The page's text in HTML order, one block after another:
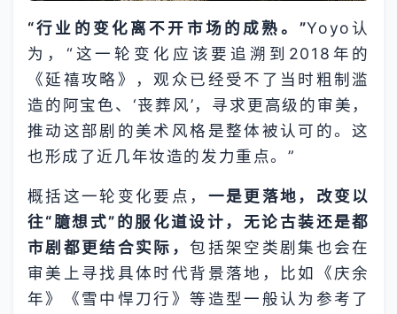
“行业的变化离不开市场的成熟。”Yoyo认
为，“这一轮变化应该要追溯到2018年的
《延禧攻略》，观众已经受不了当时粗制滥
造的阿宝色、‘丧葬风’，寻求更高级的审美，
推动这部剧的美术风格是整体被认可的。这
也形成了近几年妆造的发力重点。”
概括这一轮变化要点， 一是更落地，改变以
往“臆想式”的服化道设计，无论古装还是都
市剧都更结合实际，包括架空类剧集也会在
审美上寻找具体时代背景落地，比如《庆余
年》《雪中悍刀行》等造型一般认为参考了